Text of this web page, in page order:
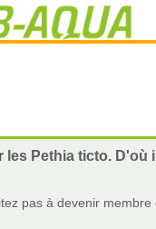
Pethia ticto. D'où
pas à devenir